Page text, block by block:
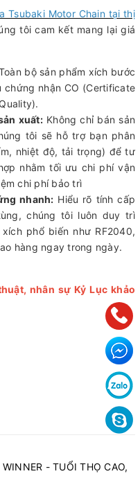
Tsubaki Motor Chain tại thị
tôi cam kết mang lại giá
bộ sản phẩm xích bước
nhận CO (Certificate
xuất:Không chỉ bán sản
tôi sẽ hỗ trợ bạn phân
nhiệt độ, tải trọng) để tư
nhằm tối ưu chi phí vận
chi phí bảo trì
nhanh: Hiểu rõ tính cấp
chúng tôi luôn duy trì
phổ biến như RF2040,
hàng ngay trong ngày.
nhân sự Kỷ Lục khảo
- TUỔI THỌ CAO,